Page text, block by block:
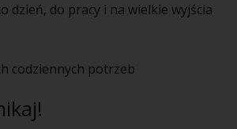
dzień, do pracy i na wielkie wyjścia
codziennych potrzeb